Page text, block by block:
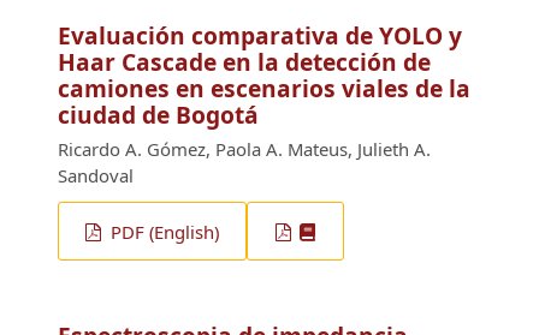
Evaluación comparativa de YOLO y
Haar Cascade en la detección de
camiones en escenarios viales de la
ciudad de Bogotá
Ricardo A. Gómez, Paola A. Mateus, Julieth A.
Sandoval
PDF (English)